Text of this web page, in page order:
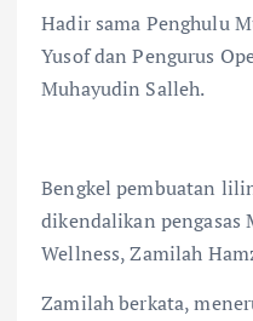
Hadir sama Penghulu
Yusof dan Pengurus
Muhayudin Salleh.
Bengkel pembuatan
dikendalikan pengasas
Wellness, Zamilah
Zamilah berkata,